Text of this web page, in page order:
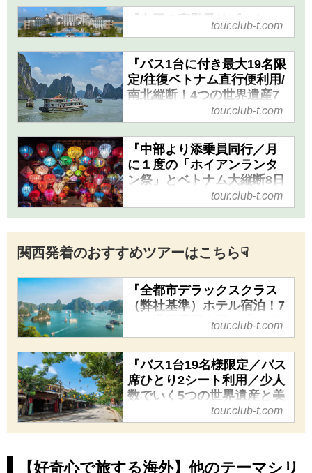
直行便 憧れの世界遺産ハロン
湾ワンナイトクルーズとベトナ
ムの首都ハノイの旅４日間』の
紹介をしています。ツアー・旅
行のお申込ならクラブツーリズ
ム。
『白亜の宮殿風リゾートホ
テル宿泊 世界遺産ハロン
湾・ハノイ4日間』｜クラブ
ツーリズム
『白亜の宮殿風リゾートホテル
宿泊 世界遺産ハロン湾・ハノ
イ4日間』の紹介をしていま
す。ツアー・旅行のお申込なら
クラブツーリズム。
tour.club-t.com
『バス1台に付き最大19名限
定/往復ベトナム直行便利用/
南北縦断！4つの世界遺産7
都市ハイライト！一度に満
喫！魅惑のベトナム6日間』
｜クラブツーリズム
『バス1台に付き最大19名限定/
往復ベトナム直行便利用/南北縦
断！4つの世界遺産7都市ハイラ
イト！一度に満喫！魅惑のベト
クラブツーリズム。
tour.club-t.com
『中部より添乗員同行／月
に１度の「ホイアンランタ
ン祭」とベトナム大縦断8日
間』＜プレミアムステージ
＞｜クラブツーリズム
『中部より添乗員同行／月に１
度の「ホイアンランタン祭」と
ミアムステージ＞の紹介をして
います。ツアー・旅行のお申込
ならクラブツーリズム。
tour.club-t.com
関西発着のおすすめツアーはこちら☟
『全都市デラックスクラス
（弊社基準）ホテル宿泊！7
つの世界遺産を巡る「ホイ
アンのランタン祭り」と一
度で満喫ベトナム世界遺産8
日間』＜プレミアムステー
ジ＞｜クラブツーリズム
『全都市デラックスクラス（弊
社基準）ホテル宿泊！7つの世
界遺産を巡る「ホイアンのラン
ム世界遺産8日間』＜プレミア
tour.club-t.com
『バス1台19名様限定／バス
席ひとり2シート利用／少人
数でいく5つの世界遺産と美
食を満喫 ベトナム南北縦
断6日間』｜クラブツーリズ
『バス1台19名様限定／バス席
tour.club-t.com
【好奇心で旅する海外】他のテーマシリ